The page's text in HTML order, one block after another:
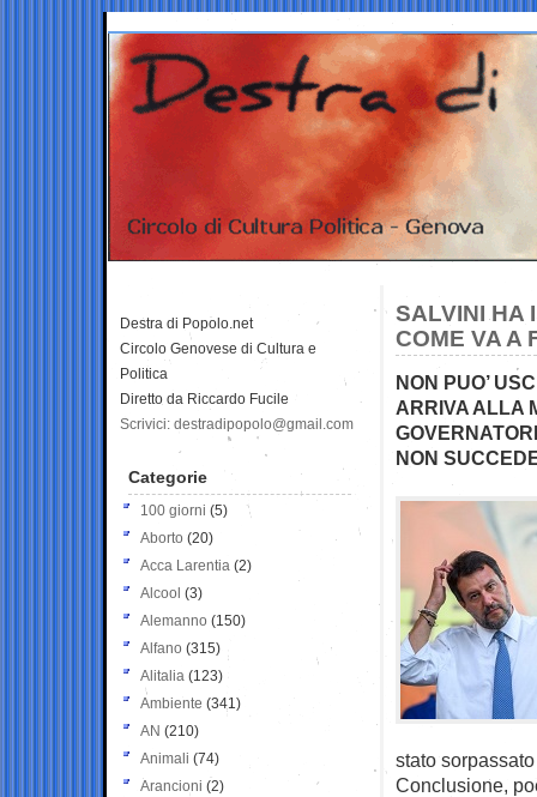
SALVINI HA
COME VA A
NON PUO’
ARRIVA ALLA
NON
stato
Conclusione,
Destra di Popolo.net
Circolo Genovese di Cultura e
Politica
Diretto da Riccardo Fucile
Scrivici: destradipopolo@gmail.com
Categorie
100 giorni (5)
Aborto (20)
Acca Larentia (2)
Alcool (3)
Alemanno (150)
Alfano (315)
Alitalia (123)
Ambiente (341)
AN (210)
Animali (74)
Arancioni (2)